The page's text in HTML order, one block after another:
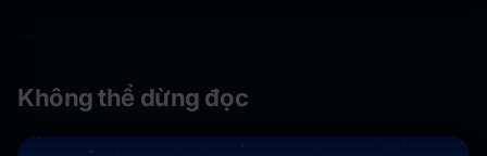
Không thể dừng đọc